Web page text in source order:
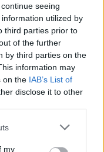
seeing
utilized by
third parties prior to
of the further
by third parties on the
information may
on the IAB’s List of
disclose it to other
my
die Dynamik und
auf dem
paar Liter Schweiß
Beherrschung und
vielleicht hast du